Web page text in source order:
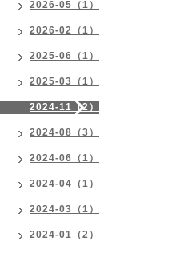
2026-05（1）
2026-02（1）
2025-06（1）
2025-03（1）
2024-11（2）
2024-08（3）
2024-06（1）
2024-04（1）
2024-03（1）
2024-01（2）